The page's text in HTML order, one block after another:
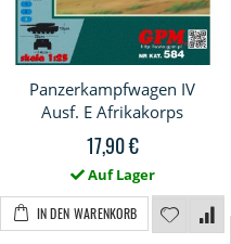
Panzerkampfwagen IV
Ausf. E Afrikakorps
17,90 €
Auf Lager
IN DEN WARENKORB